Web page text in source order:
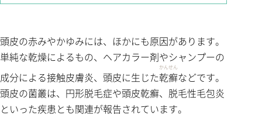
頭皮の赤みやかゆみには、ほかにも原因があります。
単純な乾燥によるもの、ヘアカラー剤やシャンプーの
成分による接触皮膚炎、頭皮に生じた乾癬
かんせん
などです。
頭皮の菌叢は、円形脱毛症や頭皮乾癬、脱毛性毛包炎
といった疾患とも関連が報告されています。